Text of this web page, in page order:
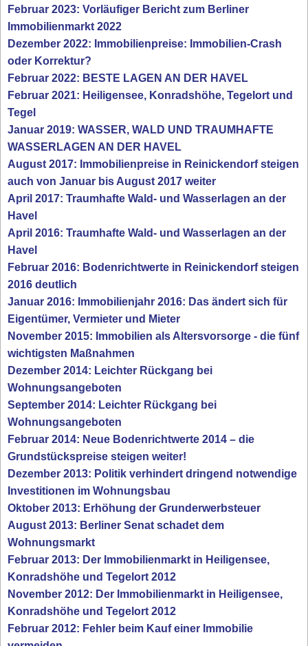
Februar 2023: Vorläufiger Bericht zum Berliner
Immobilienmarkt 2022
Dezember 2022: Immobilienpreise: Immobilien-Crash
oder Korrektur?
Februar 2022: BESTE LAGEN AN DER HAVEL
Februar 2021: Heiligensee, Konradshöhe, Tegelort und
Tegel
Januar 2019: WASSER, WALD UND TRAUMHAFTE
WASSERLAGEN AN DER HAVEL
August 2017: Immobilienpreise in Reinickendorf steigen
auch von Januar bis August 2017 weiter
April 2017: Traumhafte Wald- und Wasserlagen an der
Havel
April 2016: Traumhafte Wald- und Wasserlagen an der
Havel
Februar 2016: Bodenrichtwerte in Reinickendorf steigen
2016 deutlich
Januar 2016: Immobilienjahr 2016: Das ändert sich für
Eigentümer, Vermieter und Mieter
November 2015: Immobilien als Altersvorsorge - die fünf
wichtigsten Maßnahmen
Dezember 2014: Leichter Rückgang bei
Wohnungsangeboten
September 2014: Leichter Rückgang bei
Wohnungsangeboten
Februar 2014: Neue Bodenrichtwerte 2014 – die
Grundstückspreise steigen weiter!
Dezember 2013: Politik verhindert dringend notwendige
Investitionen im Wohnungsbau
Oktober 2013: Erhöhung der Grunderwerbsteuer
August 2013: Berliner Senat schadet dem
Wohnungsmarkt
Februar 2013: Der Immobilienmarkt in Heiligensee,
Konradshöhe und Tegelort 2012
November 2012: Der Immobilienmarkt in Heiligensee,
Konradshöhe und Tegelort 2012
Februar 2012: Fehler beim Kauf einer Immobilie